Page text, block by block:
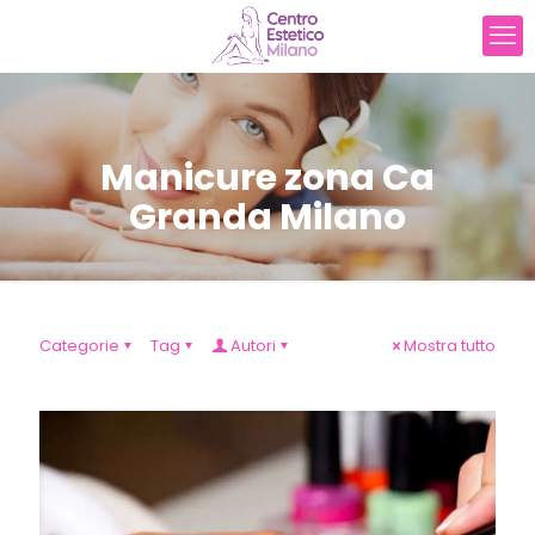
Manicure zona Ca
Granda Milano
Categorie Tag Autori Mostra tutto